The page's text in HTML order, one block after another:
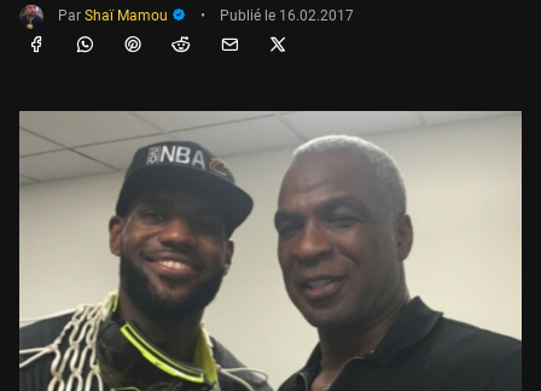
Par Shaï Mamou • Publié le 16.02.2017